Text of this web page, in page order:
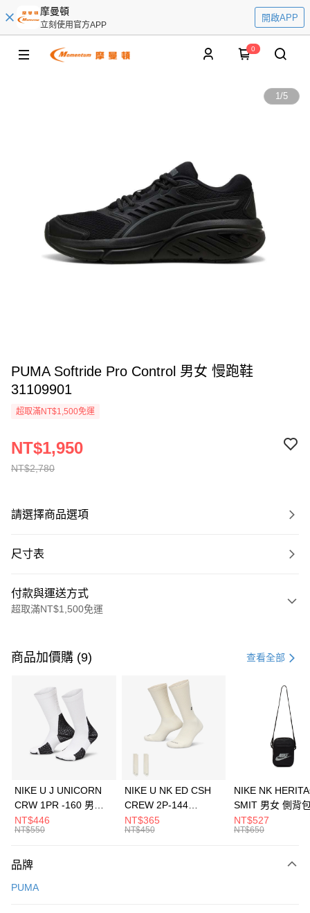
摩曼頓
立刻使用官方APP
開啟APP
0
1/5
PUMA Softride Pro Control 男女 慢跑鞋
31109901
超取滿NT$1,500免運
NT$2,780
NT$1,950
請選擇商品選項
尺寸表
付款與運送方式
超取滿NT$1,500免運
信用卡一次付款
3 期 0 利率 每期 21家銀行
合作金庫商業銀行
第一商業銀行
華南商業銀行
彰化商業銀行
上海商業儲蓄銀行
元大商業銀行
台灣樂天信用卡公司
Apple Pay
全盈+PAY
AFTEE先享後付
【關於「AFTEE先享後付」】
便利好安心！
運送方式
商品加價購 (9) 查看全部
NIKE U J UNICORN
CRW 1PR -160 男女
中統襪 FZ3393100
NT$446
NT$550
NIKE U NK ED CSH
CREW 2P-144
EMBRDY 男女 短統襪
FZ3073133
NT$365
NT$450
NIKE NK
SMIT 男女 側背
BA5871010
NT$527
NT$650
品牌
PUMA